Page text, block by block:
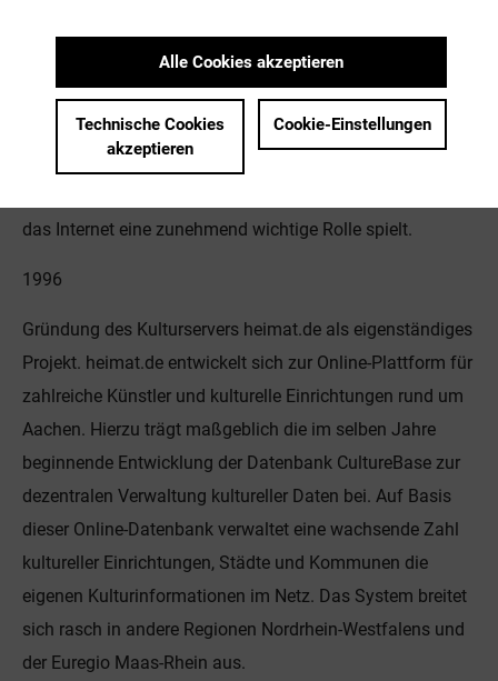
Ausstellungs- und Veranstaltungsraum entwickelt sich die
Raststätte schnell zu einem renommierten Bezugspunkt
der kulturellen Szene Aachens. Mit der Gründung des
kostenfreien Internetcafés Planet WipeOut in den Räumen
das Internet eine zunehmend wichtige Rolle spielt.
1996
Gründung des Kulturservers heimat.de als eigenständiges
Projekt. heimat.de entwickelt sich zur Online-Plattform für
zahlreiche Künstler und kulturelle Einrichtungen rund um
Aachen. Hierzu trägt maßgeblich die im selben Jahre
beginnende Entwicklung der Datenbank CultureBase zur
dezentralen Verwaltung kultureller Daten bei. Auf Basis
dieser Online-Datenbank verwaltet eine wachsende Zahl
kultureller Einrichtungen, Städte und Kommunen die
eigenen Kulturinformationen im Netz. Das System breitet
sich rasch in andere Regionen Nordrhein-Westfalens und
der Euregio Maas-Rhein aus.
Alle Cookies akzeptieren
Technische Cookies
akzeptieren
Cookie-Einstellungen